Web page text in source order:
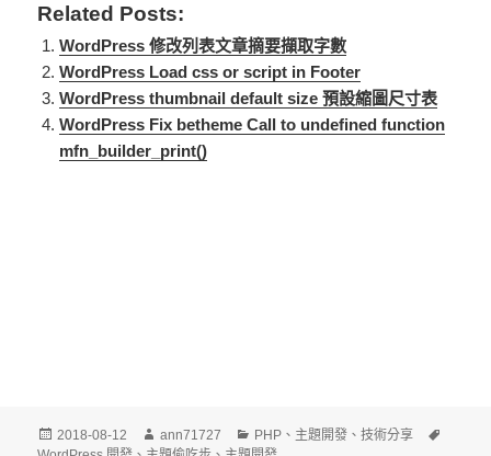
Related Posts:
WordPress 修改列表文章摘要擷取字數
WordPress Load css or script in Footer
WordPress thumbnail default size 預設縮圖尺寸表
WordPress Fix betheme Call to undefined function
mfn_builder_print()
發
2018-08-12
作
ann71727
分
PHP 、 主題開發 、技術分享